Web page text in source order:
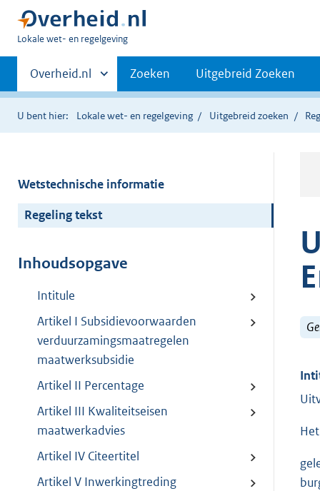
U
hier:
Lokale wet- en regelgeving
Primaire
navigatie
Andere
sites
binnen
Overheid.nl Zoeken Uitgebreid Zoeken
U bent hier: Lokale wet- en regelgeving Uitgebreid zoeken
Wetstechnische informatie
Regeling tekst
Inhoudsopgave
Intitule
Artikel I Subsidievoorwaarden
verduurzamingsmaatregelen
maatwerksubsidie
Artikel II Percentage
Artikel III Kwaliteitseisen
maatwerkadvies
Artikel IV Citeertitel
Artikel V Inwerkingtreding